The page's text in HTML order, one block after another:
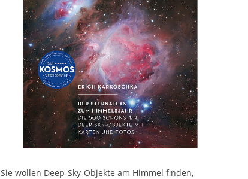
Sie wollen Deep-Sky-Objekte am Himmel finden,